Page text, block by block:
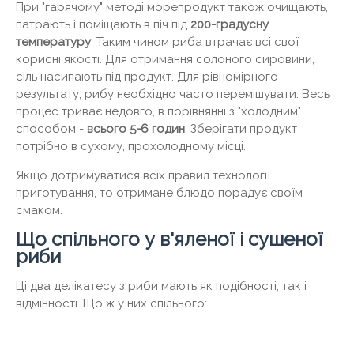
При "гарячому" методі морепродукт також очищають,
патрають і поміщають в піч під 200-градусну
температуру. Таким чином риба втрачає всі свої
корисні якості. Для отримання солоного сировини,
сіль насипають під продукт. Для рівномірного
результату, рибу необхідно часто перемішувати. Весь
процес триває недовго, в порівнянні з "холодним"
способом - всього 5-6 годин. Зберігати продукт
потрібно в сухому, прохолодному місці.
Якщо дотримуватися всіх правил технології
приготування, то отримане блюдо порадує своїм
смаком.
Що спільного у в'яленої і сушеної
риби
Ці два делікатесу з риби мають як подібності, так і
відмінності. Що ж у них спільного: